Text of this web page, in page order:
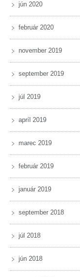
jún 2020
február 2020
november 2019
september 2019
júl 2019
apríl 2019
marec 2019
február 2019
január 2019
september 2018
júl 2018
jún 2018